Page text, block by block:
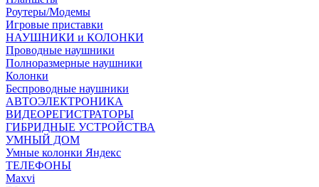
Роутеры/Модемы
Игровые приставки
НАУШНИКИ и КОЛОНКИ
Проводные наушники
Полноразмерные наушники
Колонки
Беспроводные наушники
АВТОЭЛЕКТРОНИКА
ВИДЕОРЕГИСТРАТОРЫ
ГИБРИДНЫЕ УСТРОЙСТВА
УМНЫЙ ДОМ
Умные колонки Яндекс
ТЕЛЕФОНЫ
Maxvi